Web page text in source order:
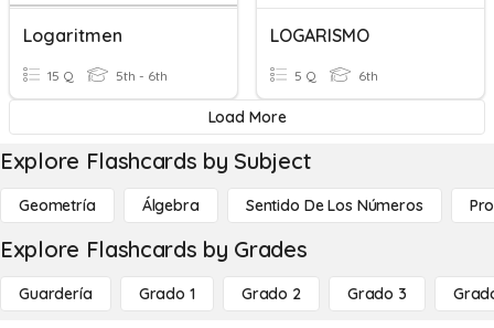
Logaritmen
15 Q 5th - 6th
LOGARISMO
5 Q 6th
Load More
Explore Flashcards by Subject
Geometría Álgebra Sentido De Los Números
Explore Flashcards by Grades
Guardería Grado 1 Grado 2 Grado 3